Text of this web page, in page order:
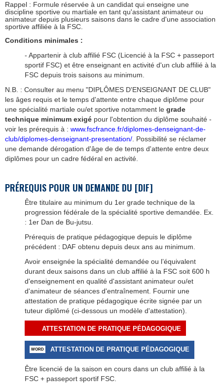
Rappel : Formule réservée à un candidat qui enseigne une
discipline sportive ou martiale en tant qu'assistant animateur ou
animateur depuis plusieurs saisons dans le cadre d'une association
sportive affiliée à la FSC.
Conditions minimales :
- Appartenir à club affilié FSC (Licencié à la FSC + passeport
sportif FSC) et être enseignant en activité d'un club affilié à la
FSC depuis trois saisons au minimum.
N.B. : Consulter au menu "DIPLÔMES D'ENSEIGNANT DE CLUB"
les âges requis et le temps d'attente entre chaque diplôme pour
une spécialité martiale ou/et sportive notamment le grade
technique minimum exigé pour l'obtention du diplôme souhaité -
voir les prérequis à : www.fscfrance.fr/diplomes-denseignant-de-
club/diplomes-denseignant-presentation/ . Possibilité se réclamer
une demande dérogation d'âge de de temps d'attente entre deux
diplômes pour un cadre fédéral en activité.
PRÉREQUIS POUR UN DEMANDE DU [DIF]
Être titulaire au minimum du 1er grade technique de la
progression fédérale de la spécialité sportive demandée. Ex.
: 1er Dan de Bu-jutsu.
Prérequis de pratique pédagogique depuis le diplôme
précédent : DAF obtenu depuis deux ans au minimum.
Avoir enseignée la spécialité demandée ou l’équivalent
durant deux saisons dans un club affilié à la FSC soit 600 h
d'enseignement en qualité d'assistant animateur ou/et
d'animateur de séances d'entraînement. Fournir une
attestation de pratique pédagogique écrite signée par un
tuteur diplômé (ci-dessous un modèle d'attestation).
ATTESTATION DE PRATIQUE PÉDAGOGIQUE
ATTESTATION DE PRATIQUE PÉDAGOGIQUE
Être licencié de la saison en cours dans un club affilié à la
FSC + passeport sportif FSC.